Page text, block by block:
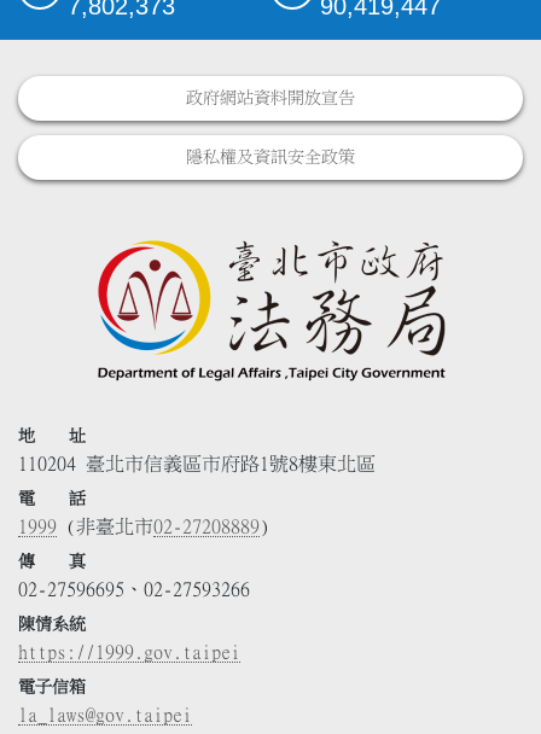
7,802,373 90,419,447
政府網站資料開放宣告
隱私權及資訊安全政策
地 址
110204 臺北市信義區市府路1號8樓東北區
電 話
1999 (非臺北市02-27208889)
傳 真
02-27596695、02-27593266
陳情系統
https://1999.gov.taipei
電子信箱
la_laws@gov.taipei